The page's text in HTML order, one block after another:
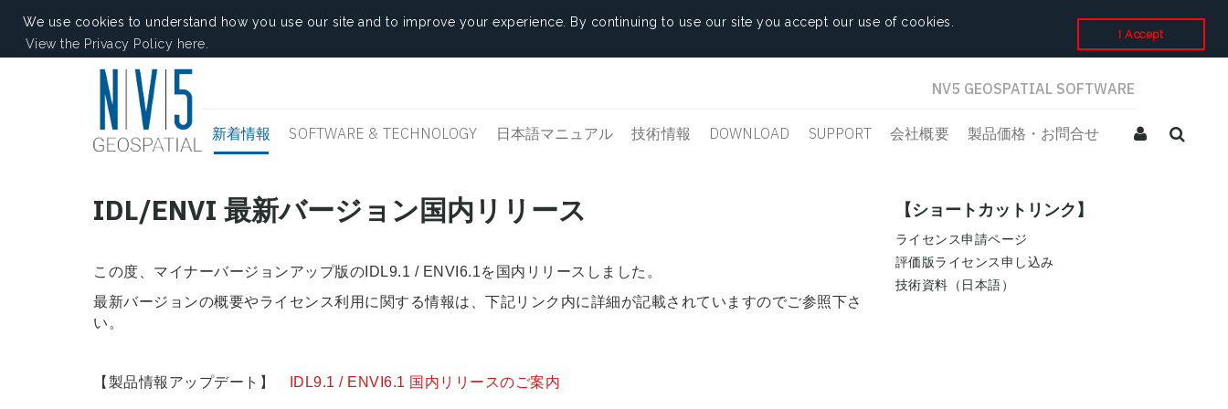
We use cookies to understand how you use our site and to improve your experience. By continuing to use our site you accept our use of cookies.
View the Privacy Policy here.
I Accept
NV5 GEOSPATIAL SOFTWARE
新着情報 SOFTWARE & TECHNOLOGY 日本語マニュアル 技術情報 DOWNLOAD SUPPORT 会社概要 製品価格・お問合せ
IDL/ENVI 最新バージョン国内リリース
この度、マイナーバージョンアップ版のIDL9.1 / ENVI6.1を国内リリースしました。
最新バージョンの概要やライセンス利用に関する情報は、下記リンク内に詳細が記載されていますのでご参照下さ
い。
【製品情報アップデート】 IDL9.1 / ENVI6.1 国内リリースのご案内
【ショートカットリンク】
ライセンス申請ページ
評価版ライセンス申し込み
技術資料（日本語）